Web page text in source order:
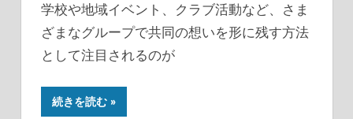
学校や地域イベント、クラブ活動など、さま
ざまなグループで共同の想いを形に残す方法
として注目されるのが
続きを読む